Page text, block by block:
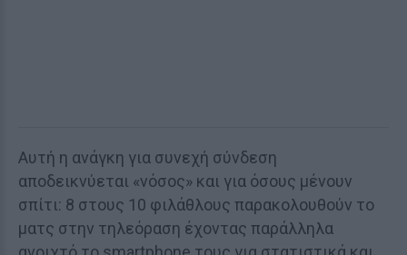
Αυτή η ανάγκη για συνεχή σύνδεση
αποδεικνύεται «νόσος» και για όσους μένουν
σπίτι: 8 στους 10 φιλάθλους παρακολουθούν το
ματς στην τηλεόραση έχοντας παράλληλα